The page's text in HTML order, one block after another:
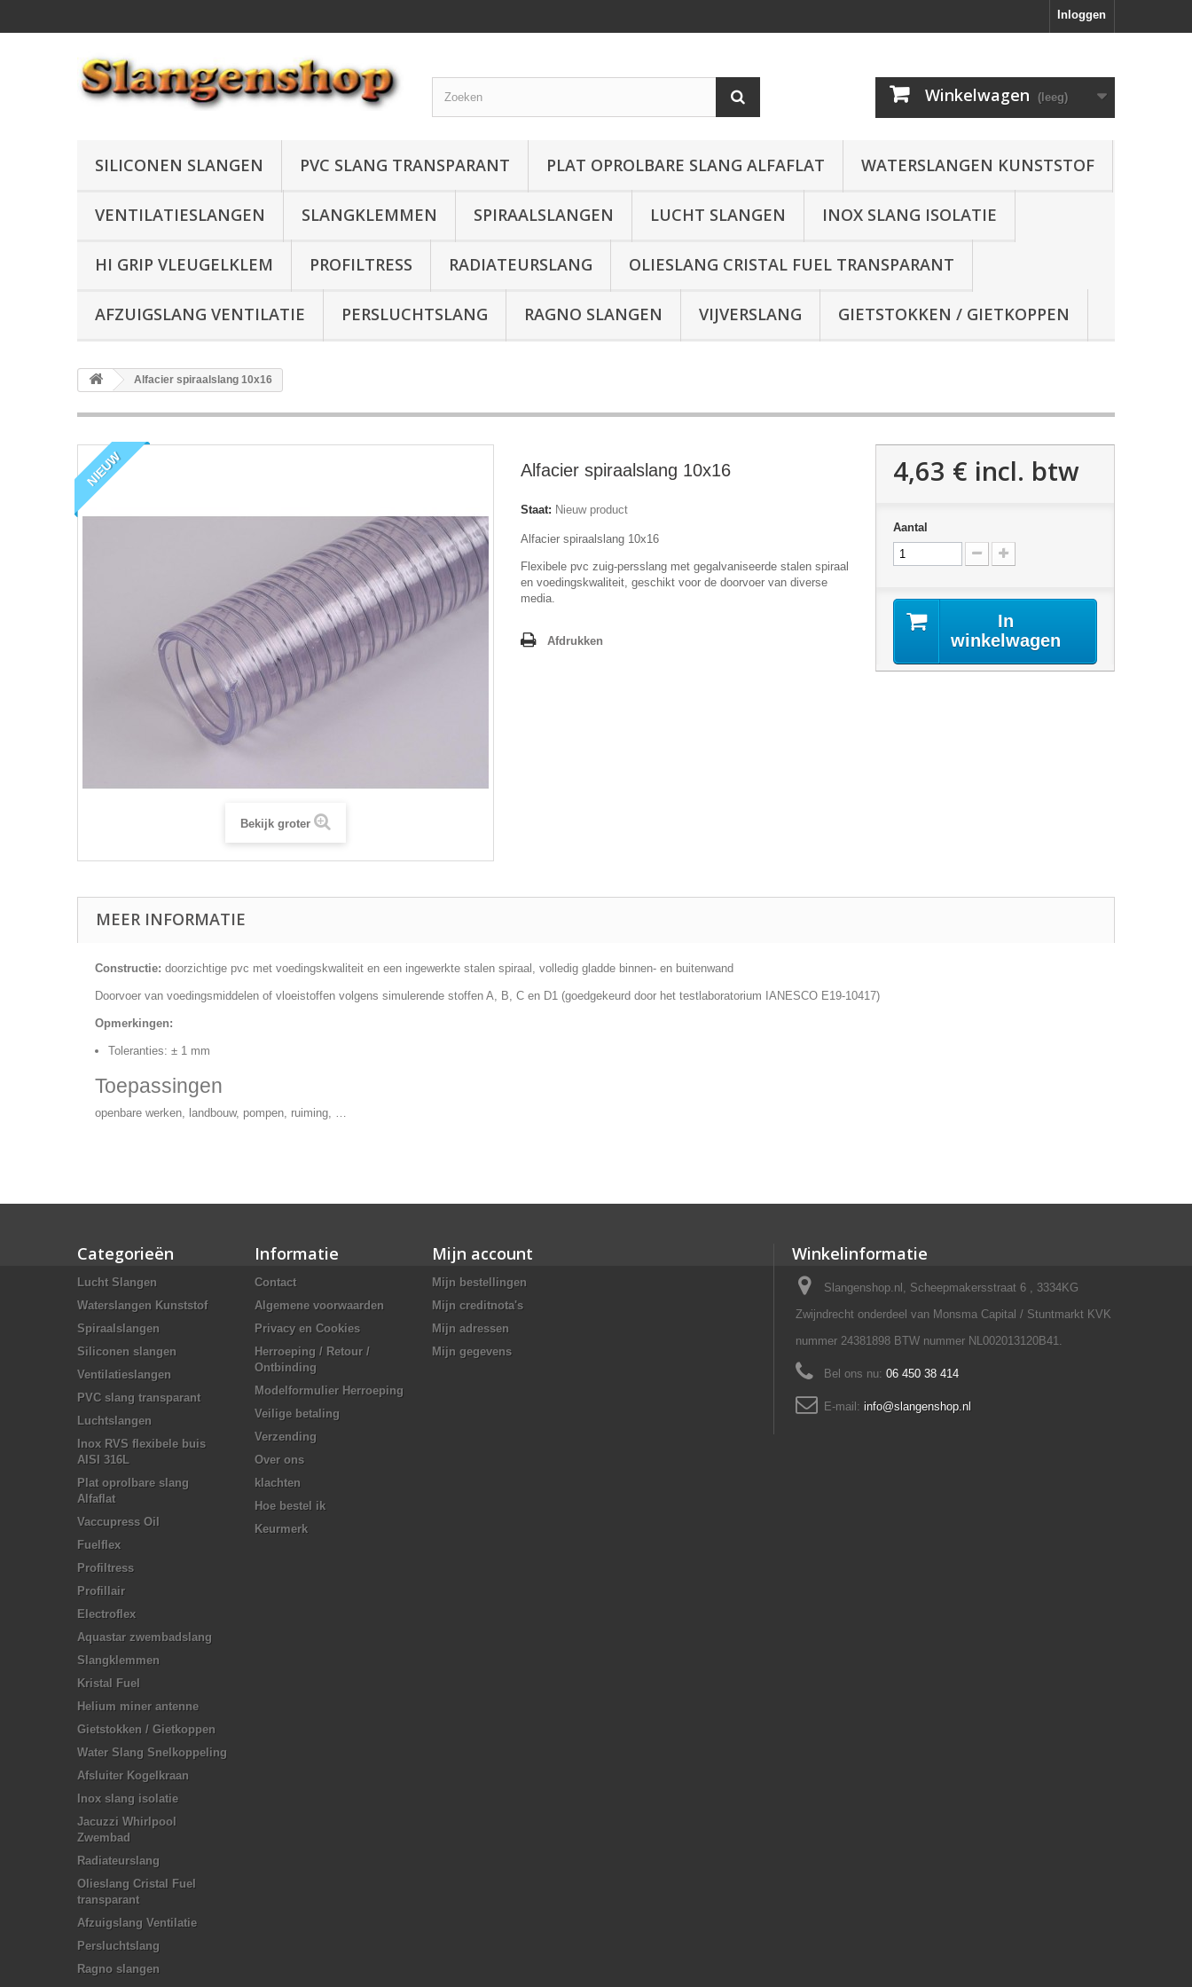
Inloggen
Winkelwagen (leeg)
SILICONEN SLANGEN PVC SLANG TRANSPARANT PLAT OPROLBARE SLANG ALFAFLAT WATERSLANGEN KUNSTSTOF
VENTILATIESLANGEN SLANGKLEMMEN SPIRAALSLANGEN LUCHT SLANGEN INOX SLANG ISOLATIE
HI GRIP VLEUGELKLEM PROFILTRESS RADIATEURSLANG OLIESLANG CRISTAL FUEL TRANSPARANT
AFZUIGSLANG VENTILATIE PERSLUCHTSLANG RAGNO SLANGEN VIJVERSLANG GIETSTOKKEN / GIETKOPPEN
Alfacier spiraalslang 10x16
NIEUW
Bekijk groter
Alfacier spiraalslang 10x16
Staat: Nieuw product
Alfacier spiraalslang 10x16
Flexibele pvc zuig-persslang met gegalvaniseerde stalen spiraal
en voedingskwaliteit, geschikt voor de doorvoer van diverse
media.
Afdrukken
4,63 € incl. btw
Aantal
In
winkelwagen
MEER INFORMATIE
Constructie: doorzichtige pvc met voedingskwaliteit en een ingewerkte stalen spiraal, volledig gladde binnen- en buitenwand
Doorvoer van voedingsmiddelen of vloeistoffen volgens simulerende stoffen A, B, C en D1 (goedgekeurd door het testlaboratorium IANESCO E19-10417)
Opmerkingen:
Toleranties: ± 1 mm
Toepassingen
openbare werken, landbouw, pompen, ruiming, …
Categorieën
Lucht Slangen
Waterslangen Kunststof
Spiraalslangen
Siliconen slangen
Ventilatieslangen
PVC slang transparant
Luchtslangen
Inox RVS flexibele buis
AISI 316L
Plat oprolbare slang
Alfaflat
Vaccupress Oil
Fuelflex
Profiltress
Profillair
Electroflex
Aquastar zwembadslang
Slangklemmen
Kristal Fuel
Helium miner antenne
Gietstokken / Gietkoppen
Water Slang Snelkoppeling
Afsluiter Kogelkraan
Inox slang isolatie
Jacuzzi Whirlpool
Zwembad
Radiateurslang
Olieslang Cristal Fuel
transparant
Afzuigslang Ventilatie
Persluchtslang
Ragno slangen
Informatie
Contact
Algemene voorwaarden
Privacy en Cookies
Herroeping / Retour /
Ontbinding
Modelformulier Herroeping
Veilige betaling
Verzending
Over ons
klachten
Hoe bestel ik
Keurmerk
Mijn account
Mijn bestellingen
Mijn creditnota's
Mijn adressen
Mijn gegevens
Winkelinformatie
Slangenshop.nl, Scheepmakersstraat 6 , 3334KG
Zwijndrecht onderdeel van Monsma Capital / Stuntmarkt KVK
nummer 24381898 BTW nummer NL002013120B41.
Bel ons nu: 06 450 38 414
E-mail: info@slangenshop.nl